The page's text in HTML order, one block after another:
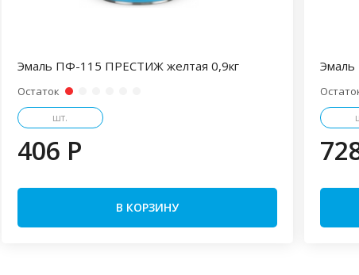
Эмаль ПФ-115 ПРЕСТИЖ желтая 0,9кг
Остаток
шт.
406 P
В КОРЗИНУ